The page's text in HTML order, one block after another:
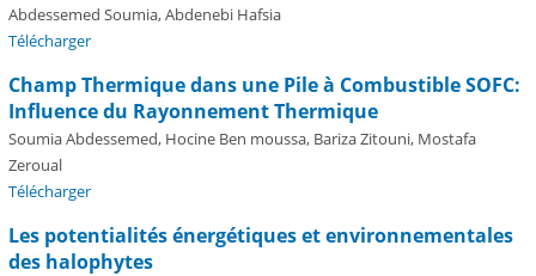
Abdessemed Soumia, Abdenebi Hafsia
Télécharger
Champ Thermique dans une Pile à Combustible SOFC:
Influence du Rayonnement Thermique
Soumia Abdessemed, Hocine Ben moussa, Bariza Zitouni, Mostafa
Zeroual
Télécharger
Les potentialités énergétiques et environnementales
des halophytes